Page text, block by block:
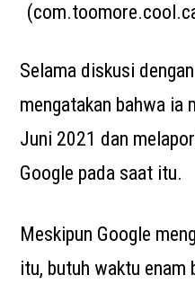
Selama diskusi
mengatakan bahwa ia
Juni 2021 dan
Google pada saat itu.
Meskipun Google
itu, butuh waktu enam